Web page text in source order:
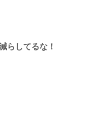
らしてるな！